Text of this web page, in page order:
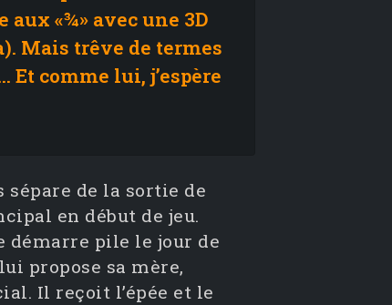
«¾» avec une 3D
Mais trêve de termes
comme lui, j’espère
sépare de la sortie de
en début de jeu.
démarre pile le jour de
propose sa mère,
Il reçoit l’épée et le